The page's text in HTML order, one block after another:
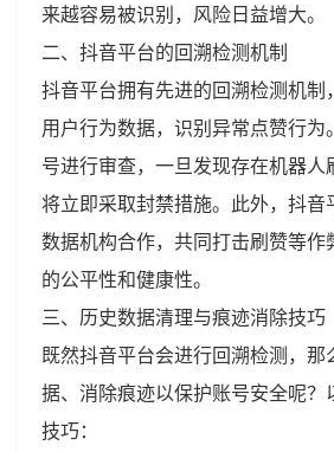
来越容易被识别，风险日益增大。
二、抖音平台的回溯检测机制
抖音平台拥有先进的回溯检测机制
用户行为数据，识别异常点赞行为
号进行审查，一旦发现存在机器人
将立即采取封禁措施。此外，抖音
数据机构合作，共同打击刷赞等作
的公平性和健康性。
三、历史数据清理与痕迹消除技巧
既然抖音平台会进行回溯检测，那
据、消除痕迹以保护账号安全呢？
技巧：